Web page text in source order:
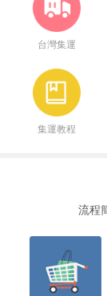
台灣集運
集運教程
流程